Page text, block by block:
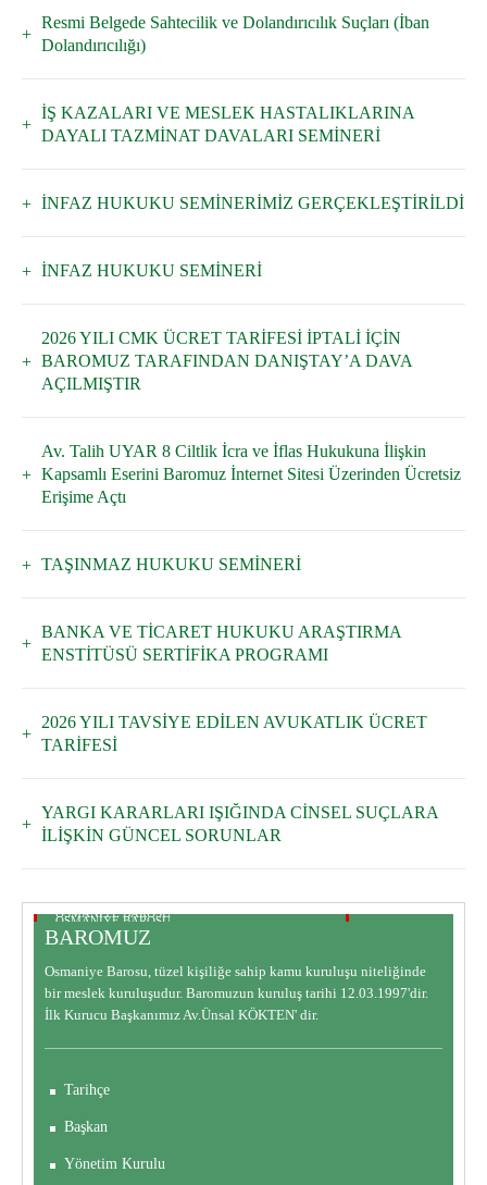
Resmi Belgede Sahtecilik ve Dolandırıcılık Suçları (İban
Dolandırıcılığı)
İŞ KAZALARI VE MESLEK HASTALIKLARINA
DAYALI TAZMİNAT DAVALARI SEMİNERİ
İNFAZ HUKUKU SEMİNERİMİZ GERÇEKLEŞTİRİLDİ
İNFAZ HUKUKU SEMİNERİ
2026 YILI CMK ÜCRET TARİFESİ İPTALİ İÇİN
BAROMUZ TARAFINDAN DANIŞTAY’A DAVA
AÇILMIŞTIR
Av. Talih UYAR 8 Ciltlik İcra ve İflas Hukukuna İlişkin
Kapsamlı Eserini Baromuz İnternet Sitesi Üzerinden Ücretsiz
Erişime Açtı
TAŞINMAZ HUKUKU SEMİNERİ
BANKA VE TİCARET HUKUKU ARAŞTIRMA
ENSTİTÜSÜ SERTİFİKA PROGRAMI
2026 YILI TAVSİYE EDİLEN AVUKATLIK ÜCRET
TARİFESİ
YARGI KARARLARI IŞIĞINDA CİNSEL SUÇLARA
İLİŞKİN GÜNCEL SORUNLAR
OSMANİYE BAROSU
BAROMUZ
OSMANİYE BAROSU
BARO KOMİSYONLARI
BAROMUZ
Osmaniye Barosu, tüzel kişiliğe sahip kamu kuruluşu niteliğinde
bir meslek kuruluşudur. Baromuzun kuruluş tarihi 12.03.1997'dir.
İlk Kurucu Başkanımız Av.Ünsal KÖKTEN' dir.
Tarihçe
Başkan
Yönetim Kurulu